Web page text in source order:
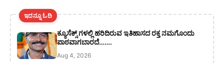
ಇದನ್ನೂ ಓದಿ
ಕ್ಯೂಸೆಕ್ಸ್ ಗಳಲ್ಲಿ ಹರಿದಿರುವ ಇತಿಹಾಸದ ರಕ್ತ ನಮಗೊಂದು
ಪಾಠವಾಗಬಾರದೆ…….
Aug 4, 2026